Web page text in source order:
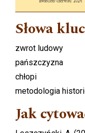
Słowa
zwrot ludowy
pańszczyzna
chłopi
metodologia
Jak